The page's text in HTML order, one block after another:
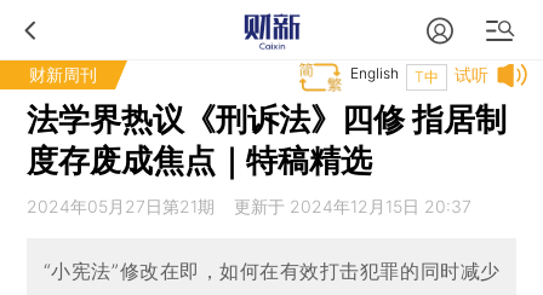
财新周刊 试听
T中
English
法学界热议《刑诉法》四修 指居制
度存废成焦点｜特稿精选
2024年05月27日第21期 更新于 2024年12月15日 20:37
“小宪法”修改在即，如何在有效打击犯罪的同时减少